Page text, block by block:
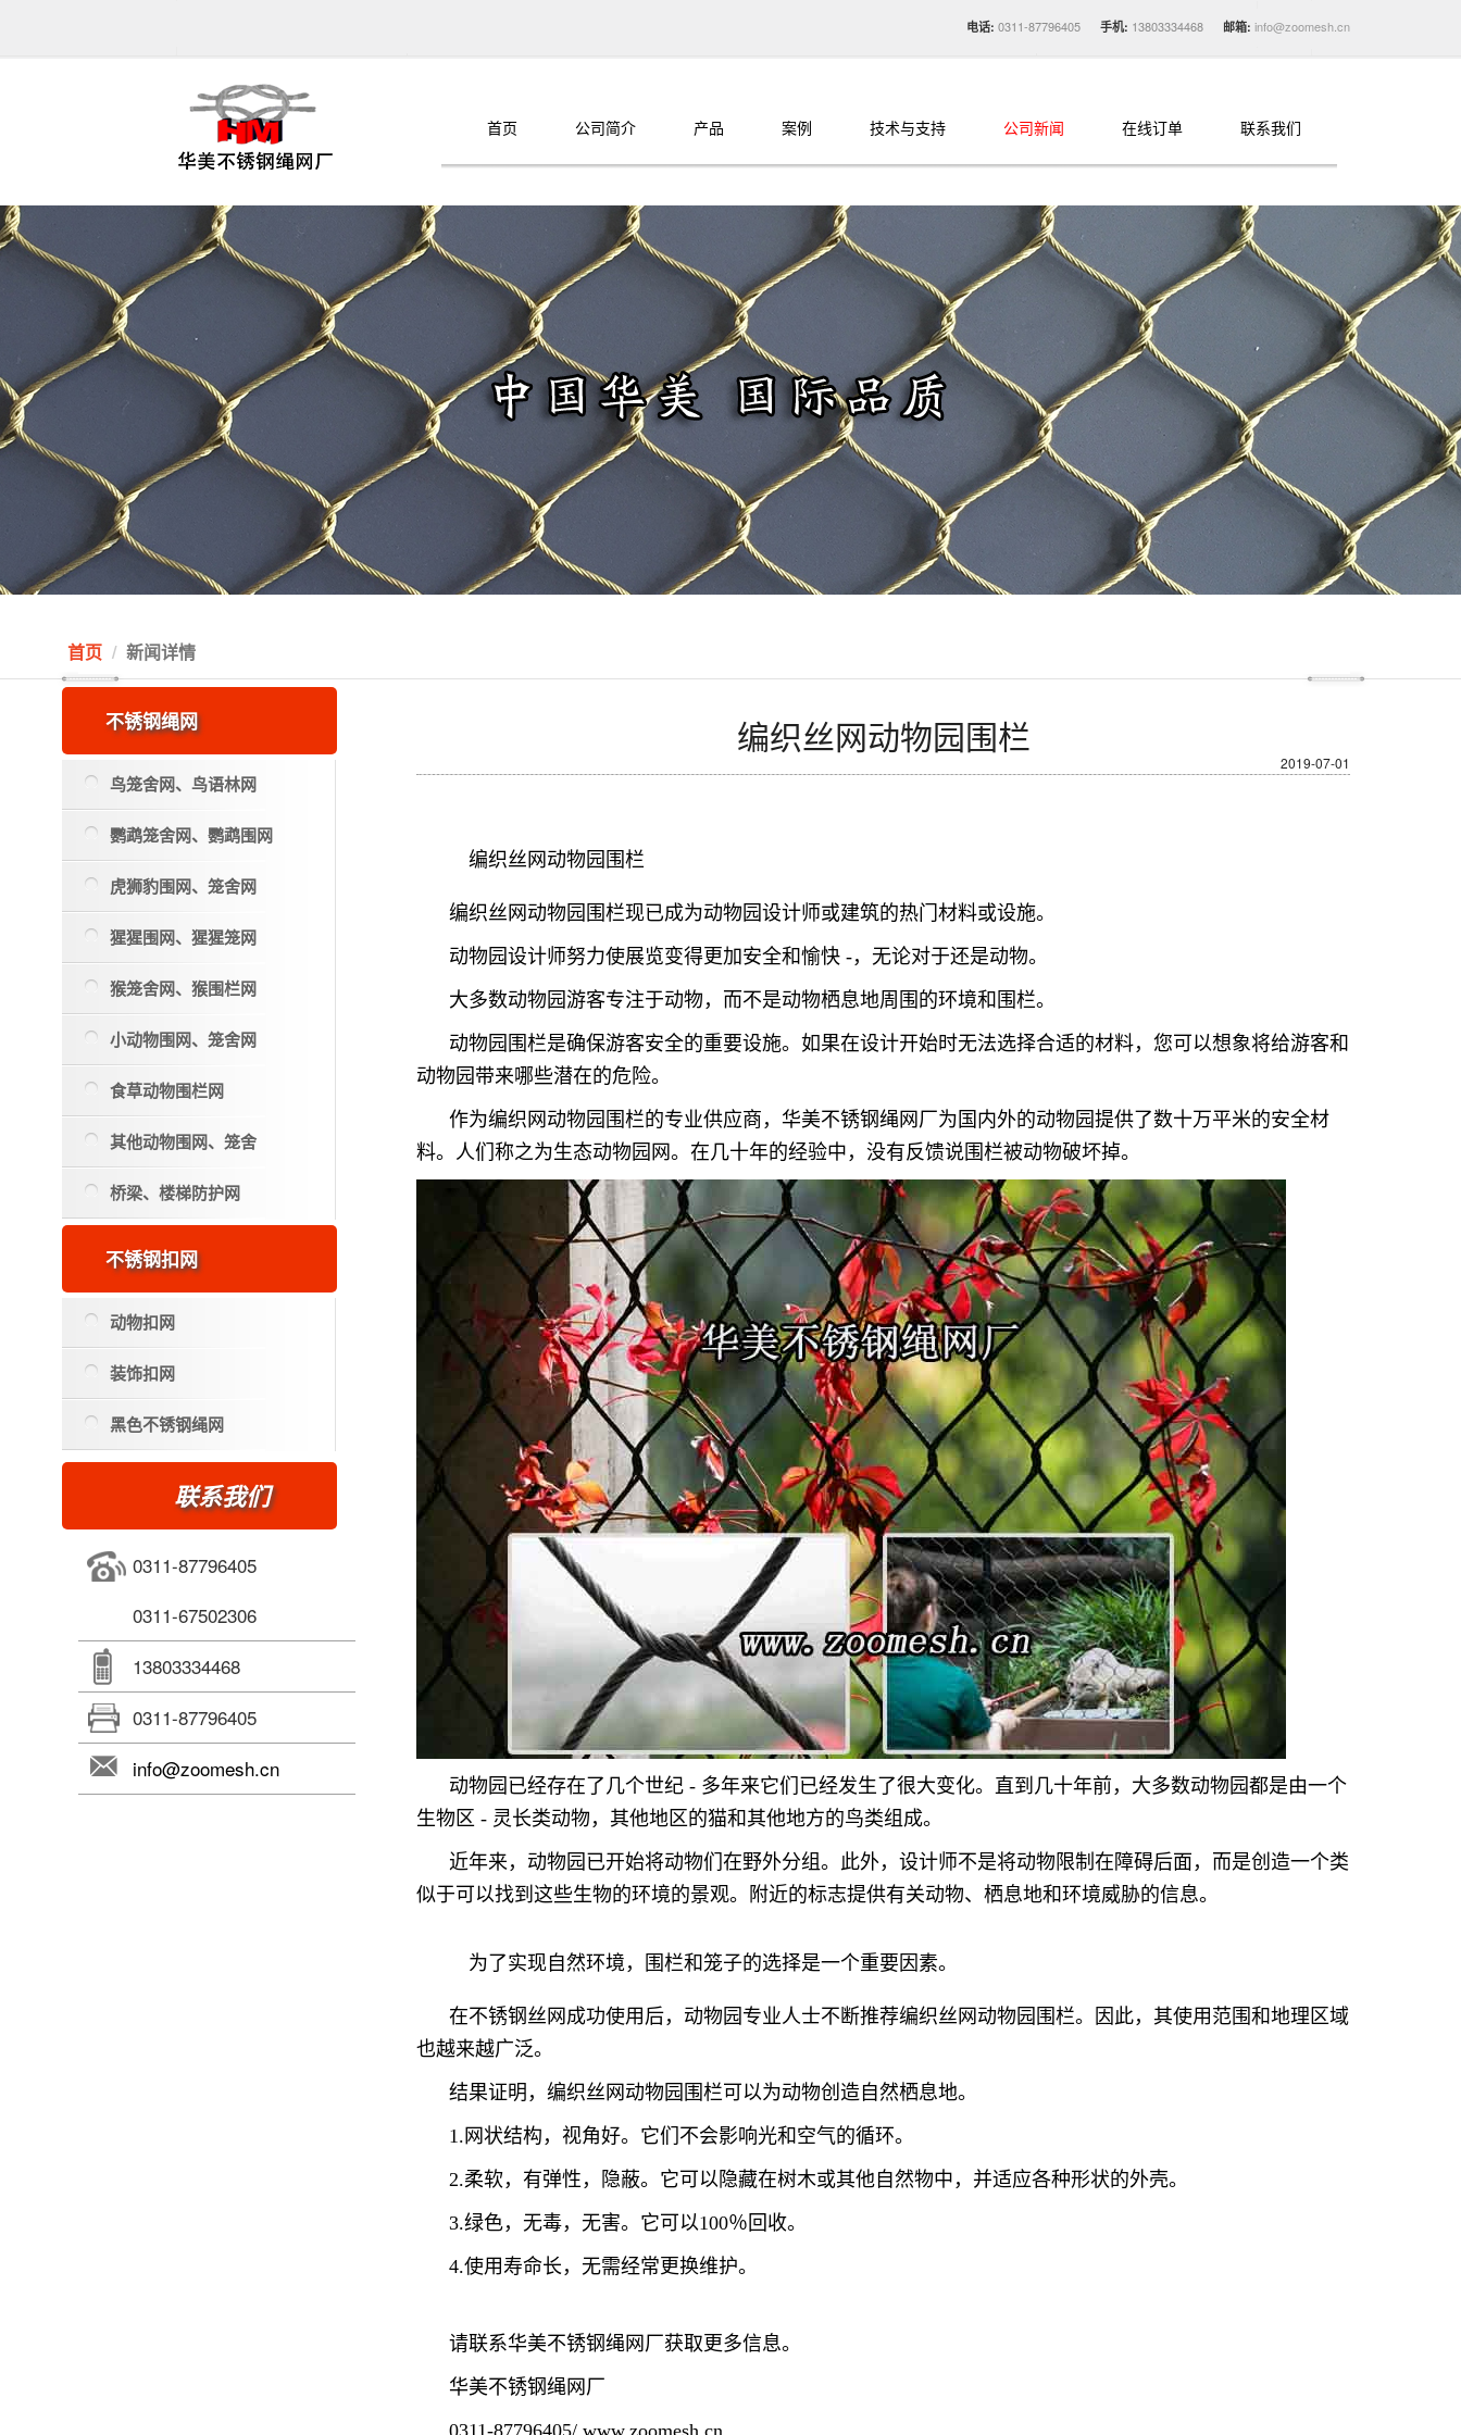
电话: 0311-87796405 手机: 13803334468 邮箱: info@zoomesh.cn
首页 公司简介 产品 案例 技术与支持 公司新闻 在线订单 联系我们
首页 新闻详情
不锈钢绳网
鸟笼舍网、鸟语林网
鹦鹉笼舍网、鹦鹉围网
虎狮豹围网、笼舍网
猩猩围网、猩猩笼网
猴笼舍网、猴围栏网
小动物围网、笼舍网
食草动物围栏网
其他动物围网、笼舍
桥梁、楼梯防护网
不锈钢扣网
动物扣网
装饰扣网
黑色不锈钢绳网
联系我们
0311-87796405
0311-67502306
13803334468
0311-87796405
info@zoomesh.cn
编织丝网动物园围栏
2019-07-01
编织丝网动物园围栏
编织丝网动物园围栏现已成为动物园设计师或建筑的热门材料或设施。
动物园设计师努力使展览变得更加安全和愉快 -，无论对于还是动物。
大多数动物园游客专注于动物，而不是动物栖息地周围的环境和围栏。
动物园围栏是确保游客安全的重要设施。如果在设计开始时无法选择合适的材料，您可以想象将给游客和
动物园带来哪些潜在的危险。
作为编织网动物园围栏的专业供应商，华美不锈钢绳网厂为国内外的动物园提供了数十万平米的安全材
料。人们称之为生态动物园网。在几十年的经验中，没有反馈说围栏被动物破坏掉。
动物园已经存在了几个世纪 - 多年来它们已经发生了很大变化。直到几十年前，大多数动物园都是由一个
生物区 - 灵长类动物，其他地区的猫和其他地方的鸟类组成。
近年来，动物园已开始将动物们在野外分组。此外，设计师不是将动物限制在障碍后面，而是创造一个类
似于可以找到这些生物的环境的景观。附近的标志提供有关动物、栖息地和环境威胁的信息。
为了实现自然环境，围栏和笼子的选择是一个重要因素。
在不锈钢丝网成功使用后，动物园专业人士不断推荐编织丝网动物园围栏。因此，其使用范围和地理区域
也越来越广泛。
结果证明，编织丝网动物园围栏可以为动物创造自然栖息地。
1.网状结构，视角好。它们不会影响光和空气的循环。
2.柔软，有弹性，隐蔽。它可以隐藏在树木或其他自然物中，并适应各种形状的外壳。
3.绿色，无毒，无害。它可以100％回收。
4.使用寿命长，无需经常更换维护。
请联系华美不锈钢绳网厂获取更多信息。
华美不锈钢绳网厂
0311-87796405/www.zoomesh.cn